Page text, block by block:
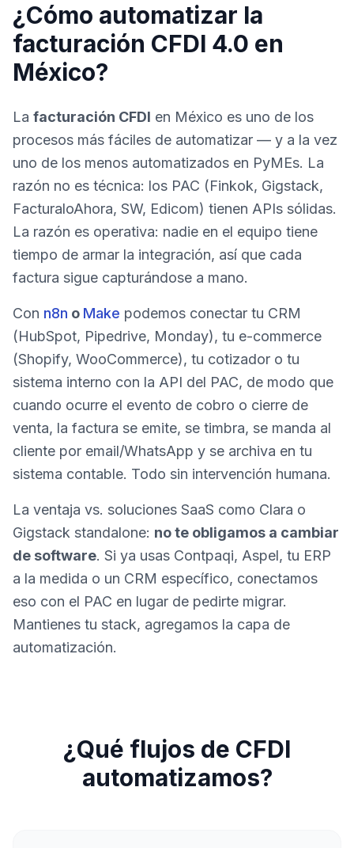
¿Cómo automatizar la
facturación CFDI 4.0 en
México?
La facturación CFDI en México es uno de los
procesos más fáciles de automatizar — y a la vez
uno de los menos automatizados en PyMEs. La
razón no es técnica: los PAC (Finkok, Gigstack,
FacturaloAhora, SW, Edicom) tienen APIs sólidas.
La razón es operativa: nadie en el equipo tiene
tiempo de armar la integración, así que cada
factura sigue capturándose a mano.
Con n8n o Make podemos conectar tu CRM
(HubSpot, Pipedrive, Monday), tu e-commerce
(Shopify, WooCommerce), tu cotizador o tu
sistema interno con la API del PAC, de modo que
cuando ocurre el evento de cobro o cierre de
venta, la factura se emite, se timbra, se manda al
cliente por email/WhatsApp y se archiva en tu
sistema contable. Todo sin intervención humana.
La ventaja vs. soluciones SaaS como Clara o
Gigstack standalone: no te obligamos a cambiar
de software. Si ya usas Contpaqi, Aspel, tu ERP
a la medida o un CRM específico, conectamos
eso con el PAC en lugar de pedirte migrar.
Mantienes tu stack, agregamos la capa de
automatización.
¿Qué flujos de CFDI
automatizamos?